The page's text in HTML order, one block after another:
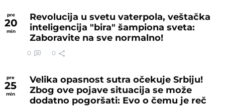
pre
20
min
Revolucija u svetu vaterpola, veštačka
inteligencija "bira" šampiona sveta:
Zaboravite na sve normalno!
0 0
pre
25
min
Velika opasnost sutra očekuje Srbiju!
Zbog ove pojave situacija se može
dodatno pogoršati: Evo o čemu je reč